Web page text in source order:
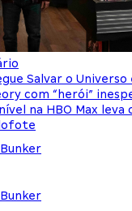
Salvar o
com “herói”
na HBO Max leva